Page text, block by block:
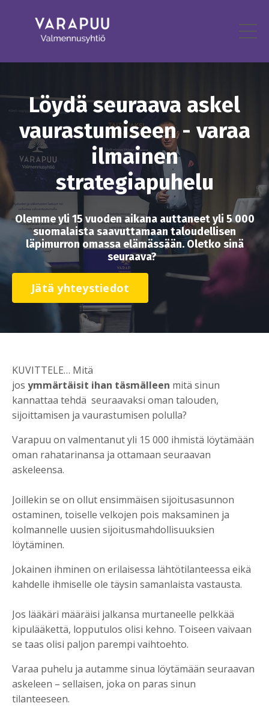
Löydä seuraava askel
vaurastumiseen - varaa
ilmainen
strategiapuhelu
Olemme yli 15 vuoden aikana auttaneet yli 5 000
suomalaista saavuttamaan taloudellisen
läpimurron omassa elämässään. Oletko sinä
seuraava?
Jätä yhteystiedot
KUVITTELE… Mitä
jos ymmärtäisit ihan täsmälleen mitä sinun
kannattaa tehdä seuraavaksi oman talouden,
sijoittamisen ja vaurastumisen polulla?
Varapuu on valmentanut yli 15 000 ihmistä löytämään
oman rahatarinansa ja ottamaan seuraavan
askeleensa.
Joillekin se on ollut ensimmäisen sijoitusasunnon
ostaminen, toiselle velkojen pois maksaminen ja
kolmannelle uusien sijoitusmahdollisuuksien
löytäminen.
Jokainen ihminen on erilaisessa lähtötilanteessa eikä
kahdelle ihmiselle ole täysin samanlaista vastausta.
Jos lääkäri määräisi jalkansa murtaneelle pelkkää
kipulääkettä, lopputulos olisi kehno. Toiseen vaivaan
se taas olisi paljon parempi vaihtoehto.
Varaa puhelu ja autamme sinua löytämään seuraavan
askeleen – sellaisen, joka on paras sinun
tilanteeseen.